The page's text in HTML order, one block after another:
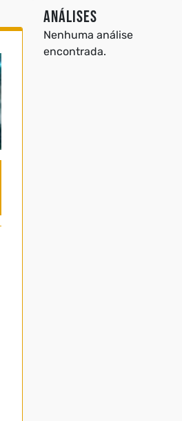
Análises
Nenhuma análise
encontrada.